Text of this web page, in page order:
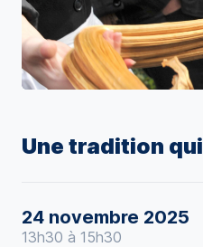
Une tradition
24 novembre 2025
13h30 à 15h30